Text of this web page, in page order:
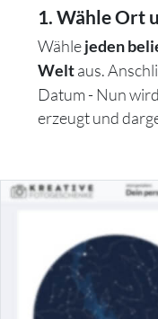
1. Wähle Ort
Wählejeden
Weltaus.
Datum - Nun
erzeugt und